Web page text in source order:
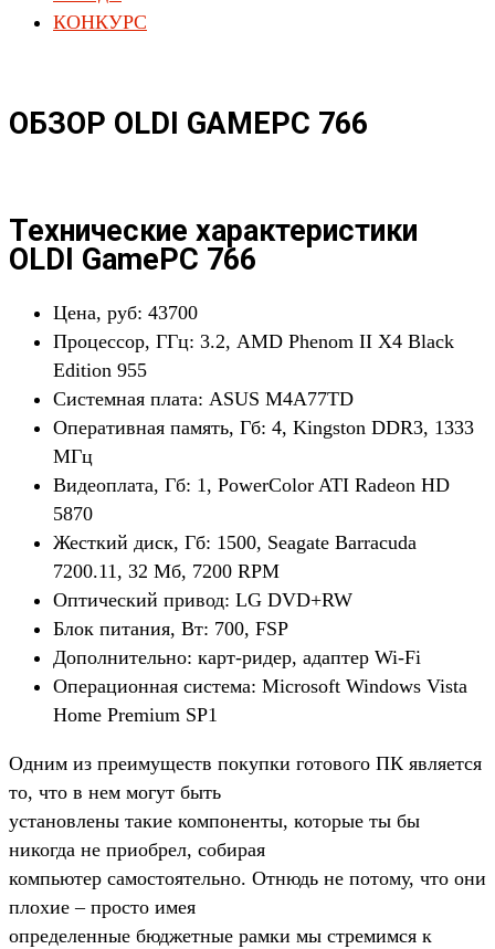
КОНКУРС
ОБЗОР OLDI GAMEPC 766
Технические характеристики
OLDI GamePC 766
Цена, руб: 43700
Процессор, ГГц: 3.2, AMD Phenom II X4 Black
Edition 955
Системная плата: ASUS M4A77TD
Оперативная память, Гб: 4, Kingston DDR3, 1333
МГц
Видеоплата, Гб: 1, PowerColor ATI Radeon HD
5870
Жесткий диск, Гб: 1500, Seagate Barracuda
7200.11, 32 Мб, 7200 RPM
Оптический привод: LG DVD+RW
Блок питания, Вт: 700, FSP
Дополнительно: карт-ридер, адаптер Wi-Fi
Операционная система: Microsoft Windows Vista
Home Premium SP1
Одним из преимуществ покупки готового ПК является
то, что в нем могут быть
установлены такие компоненты, которые ты бы
никогда не приобрел, собирая
компьютер самостоятельно. Отнюдь не потому, что они
плохие – просто имея
определенные бюджетные рамки мы стремимся к